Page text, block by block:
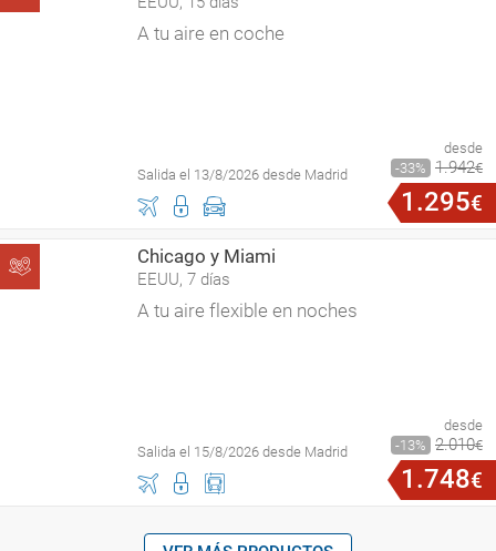
A tu aire en coche
Salida el 13/8/2026 desde Madrid
desde
33
1.942€
1 .295€
Chicago y Miami
EEUU, 7 días
A tu aire flexible en noches
Salida el 15/8/2026 desde Madrid
desde
13
2.010€
1 .748€